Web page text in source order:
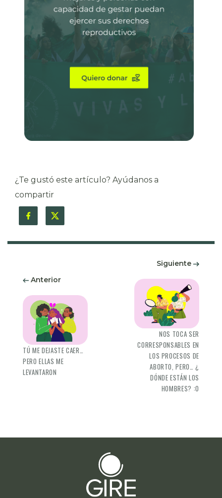
¿Te gustó este artículo? Ayúdanos a
compartir
Anterior
TÚ ME DEJASTE CAER…
PERO ELLAS ME
LEVANTARON
Siguiente
NOS TOCA SER
CORRESPONSABLES EN
LOS PROCESOS DE
ABORTO, PERO… ¿
DÓNDE ESTÁN LOS
HOMBRES? :0